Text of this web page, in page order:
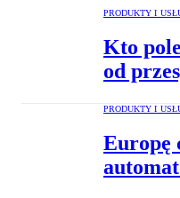
PRODUKTY I
Kto
od
PRODUKTY I
Europę